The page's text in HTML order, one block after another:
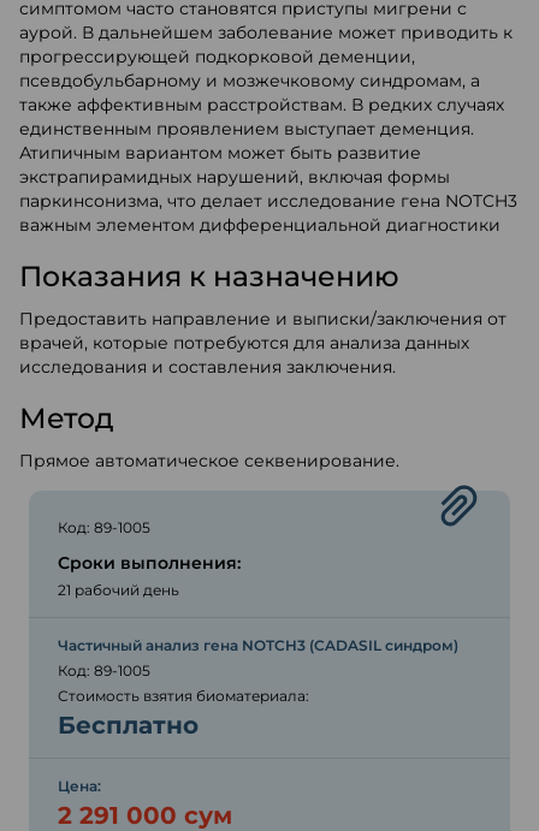
симптомом часто становятся приступы мигрени с
аурой. В дальнейшем заболевание может приводить к
прогрессирующей подкорковой деменции,
псевдобульбарному и мозжечковому синдромам, а
также аффективным расстройствам. В редких случаях
единственным проявлением выступает деменция.
Атипичным вариантом может быть развитие
экстрапирамидных нарушений, включая формы
паркинсонизма, что делает исследование гена NOTCH3
важным элементом дифференциальной диагностики
Показания к назначению
Предоставить направление и выписки/заключения от
врачей, которые потребуются для анализа данных
исследования и составления заключения.
Метод
Прямое автоматическое секвенирование.
Код: 89-1005
Сроки выполнения:
21 рабочий день
Частичный анализ гена NOTCH3 (CADASIL синдром)
Код: 89-1005
Стоимость взятия биоматериала:
Бесплатно
Цена:
2 291 000 сум